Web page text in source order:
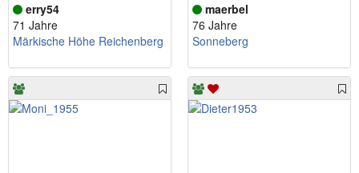
erry54
71 Jahre
Märkische Höhe Reichenberg
maerbel
76 Jahre
Sonneberg